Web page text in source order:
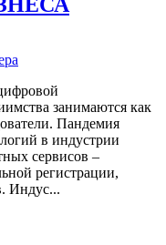
занимаются как
Пандемия
в индустрии
сервисов –
регистрации,
Индус...